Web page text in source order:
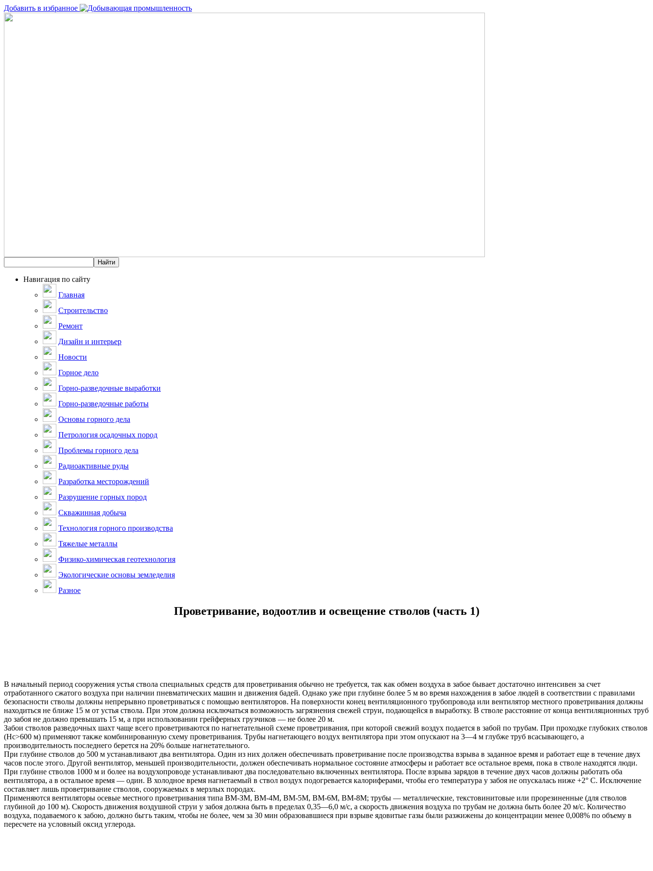
Добавить в избранное
Навигация по сайту
Главная
Строительство
Ремонт
Дизайн и интерьер
Новости
Горное дело
Горно-разведочные выработки
Горно-разведочные работы
Основы горного дела
Петрология осадочных пород
Проблемы горного дела
Радиоактивные руды
Разработка месторождений
Разрушение горных пород
Скважинная добыча
Технология горного производства
Тяжелые металлы
Физико-химическая геотехнология
Экологические основы земледелия
Разное
Проветривание, водоотлив и освещение стволов (часть 1)
В начальный период сооружения устья ствола специальных средств для проветривания обычно не требуется, так как обмен воздуха в забое бывает достаточно интенсивен за счет
отработанного сжатого воздуха при наличии пневматических машин и движения бадей. Однако уже при глубине более 5 м во время нахождения в забое людей в соответствии с правилами
безопасности стволы должны непрерывно проветриваться с помощью вентиляторов. На поверхности конец вентиляционного трубопровода или вентилятор местного проветривания должны
находиться не ближе 15 м от устья ствола. При этом должна исключаться возможность загрязнения свежей струи, подающейся в выработку. В стволе расстояние от конца вентиляционных труб
до забоя не должно превышать 15 м, а при использовании грейферных грузчиков — не более 20 м.
Забои стволов разведочных шахт чаще всего проветриваются по нагнетательной схеме проветривания, при которой свежий воздух подается в забой по трубам. При проходке глубоких стволов
(Нс>600 м) применяют также комбинированную схему проветривания. Трубы нагнетающего воздух вентилятора при этом опускают на 3—4 м глубже труб всасывающего, а
производительность последнего берется на 20% больше нагнетательного.
При глубине стволов до 500 м устанавливают два вентилятора. Один из них должен обеспечивать проветривание после производства взрыва в заданное время и работает еще в течение двух
часов после этого. Другой вентилятор, меньшей производительности, должен обеспечивать нормальное состояние атмосферы и работает все остальное время, пока в стволе находятся люди.
При глубине стволов 1000 м и более на воздухопроводе устанавливают два последовательно включенных вентилятора. После взрыва зарядов в течение двух часов должны работать оба
вентилятора, а в остальное время — один. В холодное время нагнетаемый в ствол воздух подогревается калориферами, чтобы его температура у забоя не опускалась ниже +2° С. Исключение
составляет лишь проветривание стволов, сооружаемых в мерзлых породах.
Применяются вентиляторы осевые местного проветривания типа ВМ-ЗМ, ВМ-4М, ВМ-5М, ВМ-6М, ВМ-8М; трубы — металлические, текстовинитовые или прорезиненные (для стволов
глубиной до 100 м). Скорость движения воздушной струи у забоя должна быть в пределах 0,35—6,0 м/с, а скорость движения воздуха по трубам не должна быть более 20 м/с. Количество
воздуха, подаваемого к забою, должно бьггь таким, чтобы не более, чем за 30 мин образовавшиеся при взрыве ядовитые газы были разжижены до концентрации менее 0,008% по объему в
пересчете на условный оксид углерода.